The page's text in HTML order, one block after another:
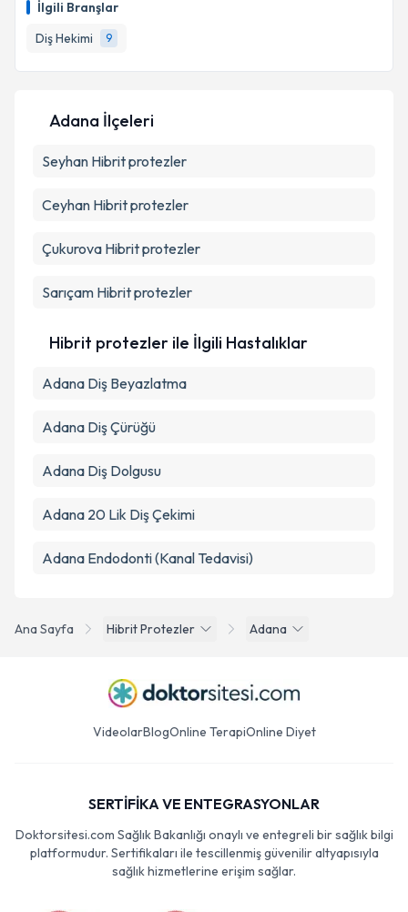
İlgili Branşlar
Diş Hekimi
9
takvim hazırlandığında e-posta ile bilgilendireceğiz.
E-posta Adresiniz
Metni'ni okudum ve kişisel verilerimin belirtilen
Ana Sayfa Hibrit Protezler Adana
Adana İlçeleri
Seyhan Hibrit protezler
Ceyhan Hibrit protezler
Çukurova Hibrit protezler
Sarıçam Hibrit protezler
Hibrit protezler ile İlgili Hastalıklar
Adana Diş Beyazlatma
Adana Diş Çürüğü
Adana Diş Dolgusu
Adana 20 Lik Diş Çekimi
Adana Endodonti (Kanal Tedavisi)
VideolarBlogOnline TerapiOnline Diyet
SERTİFİKA VE ENTEGRASYONLAR
Doktorsitesi.com Sağlık Bakanlığı onaylı ve entegreli bir sağlık bilgi
platformudur. Sertifikaları ile tescillenmiş güvenilir altyapısıyla
sağlık hizmetlerine erişim sağlar.